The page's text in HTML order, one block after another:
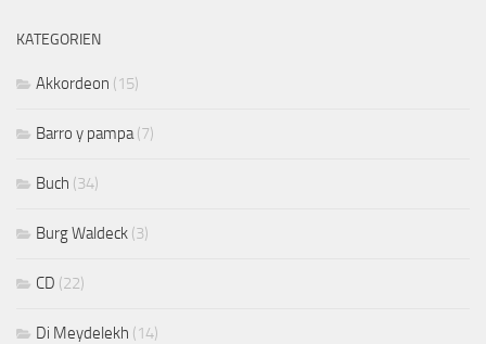
KATEGORIEN
Akkordeon (15)
Barro y pampa(7)
Buch (34)
Burg Waldeck (3)
CD (22)
Di Meydelekh (14)